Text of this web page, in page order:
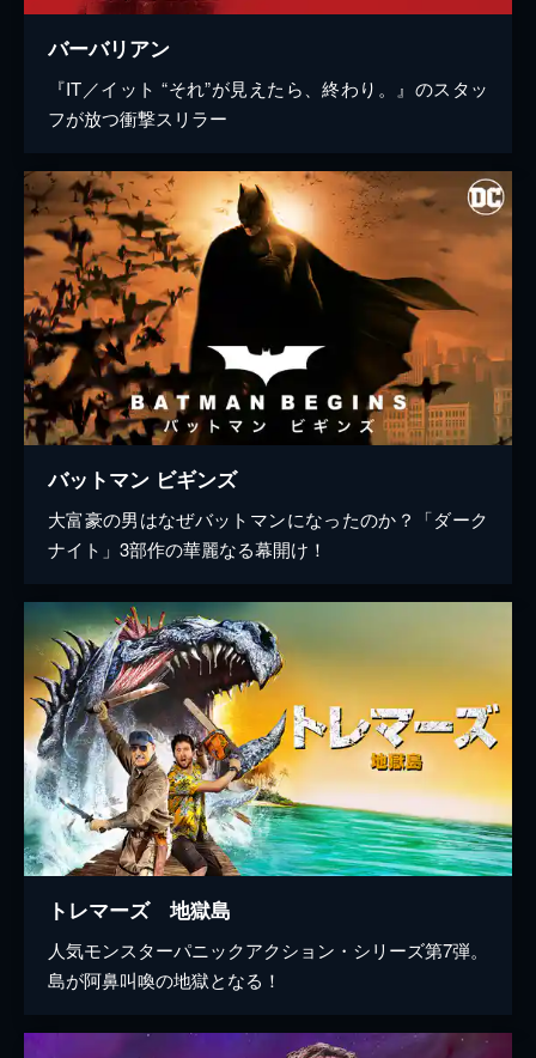
バーバリアン
『IT／イット “それ”が見えたら、終わり。』のスタッ
フが放つ衝撃スリラー
バットマン ビギンズ
大富豪の男はなぜバットマンになったのか？「ダーク
ナイト」3部作の華麗なる幕開け！
トレマーズ 地獄島
人気モンスターパニックアクション・シリーズ第7弾。
島が阿鼻叫喚の地獄となる！